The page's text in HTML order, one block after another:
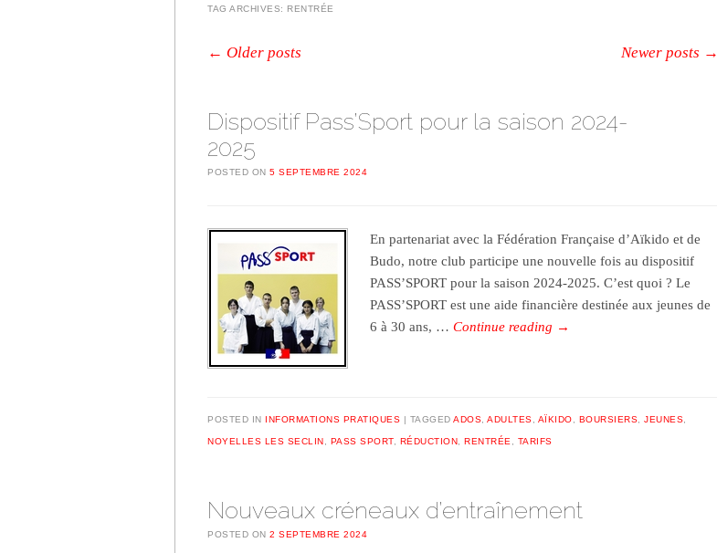
TAG ARCHIVES: RENTRÉE
Post navigation
← Older posts Newer posts →
Dispositif Pass’Sport pour la saison 2024-
2025
POSTED ON 5 SEPTEMBRE 2024
En partenariat avec la Fédération Française d’Aïkido et de
Budo, notre club participe une nouvelle fois au dispositif
PASS’SPORT pour la saison 2024-2025. C’est quoi ? Le
PASS’SPORT est une aide financière destinée aux jeunes de
6 à 30 ans, …Continue reading →
POSTED IN INFORMATIONS PRATIQUES TAGGED ADOS ADULTES AÏKIDO BOURSIERS JEUNES
NOYELLES LES SECLIN PASS SPORT, RÉDUCTION RENTRÉE TARIFS
Nouveaux créneaux d’entraînement
POSTED ON 2 SEPTEMBRE 2024